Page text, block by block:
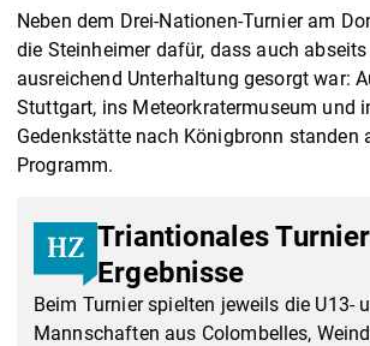
Neben dem Drei-Nationen-Turnier am
die Steinheimer dafür, dass auch
ausreichend Unterhaltung gesorgt war:
Stuttgart, ins Meteorkratermuseum und
Gedenkstätte nach Königbronn standen
Programm.
Triantionales
Ergebnisse
Beim Turnier spielten jeweils die U13-
Mannschaften aus Colombelles,